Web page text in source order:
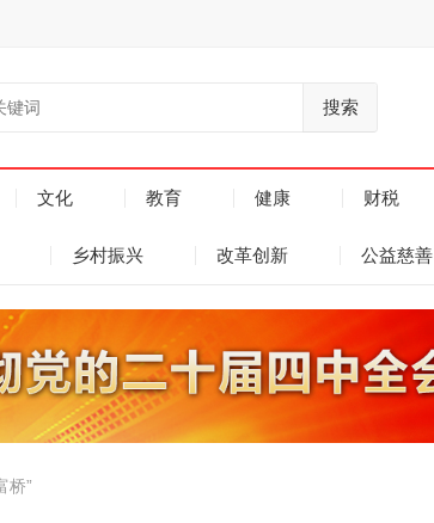
搜索
文化 教育 健康 财税
乡村振兴 改革创新 公益慈善
桥”